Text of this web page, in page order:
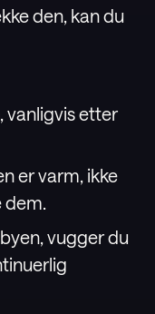
den, kan du
vanligvis etter
er varm, ikke
dem.
vugger du